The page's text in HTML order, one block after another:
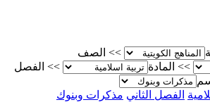
>> الصف
>> المادة >> الفصل
الفصل الثاني مذكرات وبنوك